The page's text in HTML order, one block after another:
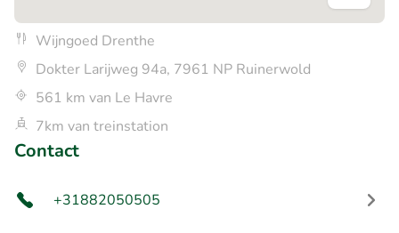
Wijngoed Drenthe
Dokter Larijweg 94a, 7961 NP Ruinerwold
561 km van Le Havre
7km van treinstation
Contact
+31882050505